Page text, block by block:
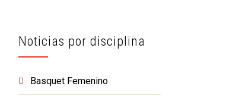
Noticias por disciplina
Basquet Femenino